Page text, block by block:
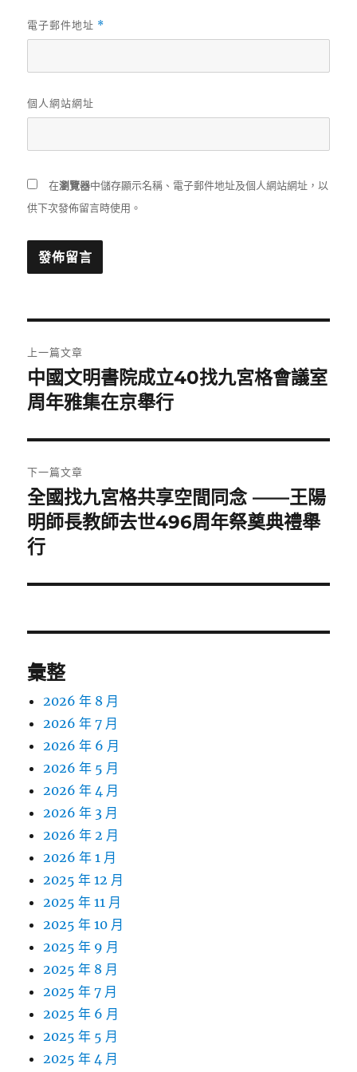
電子郵件地址 *
個人網站網址
在瀏覽器中儲存顯示名稱、電子郵件地址及個人網站網址，以
供下次發佈留言時使用。
章
導
覽
上一篇文章
上
一
文
章:
中國文明書院成立40找九宮格會議室
周年雅集在京舉行
下一篇文章
下
一
篇
章:
全國找九宮格共享空間同念 ——王陽
明師長教師去世496周年祭奠典禮舉
行
彙整
2026 年 8 月
2026 年 7 月
2026 年 6 月
2026 年 5 月
2026 年 4 月
2026 年 3 月
2026 年 2 月
2026 年 1 月
2025 年 12 月
2025 年 11 月
2025 年 10 月
2025 年 9 月
2025 年 8 月
2025 年 7 月
2025 年 6 月
2025 年 5 月
2025 年 4 月